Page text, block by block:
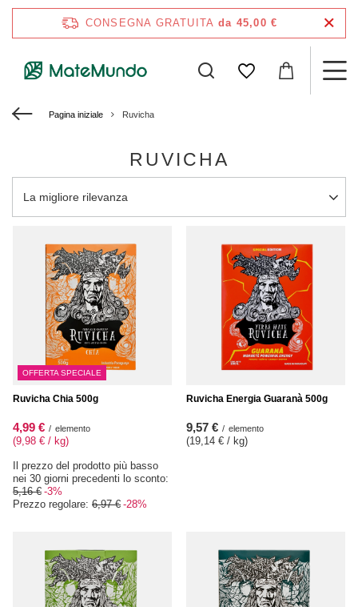
CONSEGNA GRATUITA da 45,00 €
Pagina iniziale Ruvicha
RUVICHA
Modifica ordinamento
La migliore rilevanza
OFFERTA SPECIALE
Ruvicha Chia 500g
4,99 € / elemento
(9,98 € / kg)
Il prezzo del prodotto più basso
nei 30 giorni precedenti lo sconto:
5,16 € -3%
Prezzo regolare: 6,97 € -28%
Ruvicha Energia Guaranà 500g
9,57 € / elemento
(19,14 € / kg)